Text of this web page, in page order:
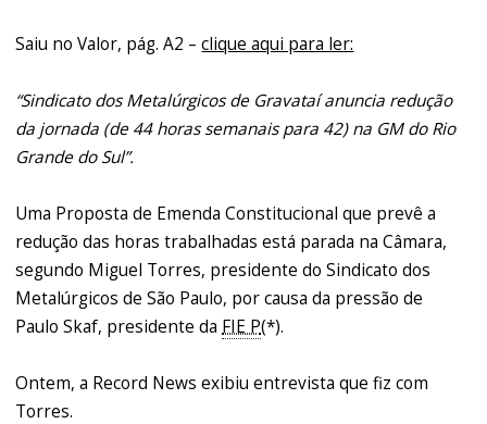
Saiu no Valor, pág. A2 –clique aqui para ler:
“Sindicato dos Metalúrgicos de Gravataí anuncia redução
da jornada (de 44 horas semanais para 42) na GM do Rio
Grande do Sul”.
Uma Proposta de Emenda Constitucional que prevê a
redução das horas trabalhadas está parada na Câmara,
segundo Miguel Torres, presidente do Sindicato dos
Metalúrgicos de São Paulo, por causa da pressão de
Paulo Skaf, presidente da FIE P(*).
Ontem, a Record News exibiu entrevista que fiz com
Torres.